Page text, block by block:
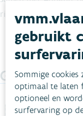
gebruikt
Sommige
optimaal te laten
optioneel en
surfervaring op